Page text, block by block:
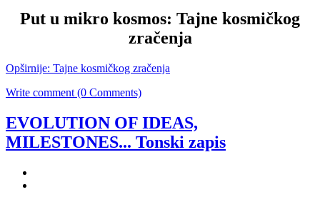
Put u mikro kosmos: Tajne kosmičkog
zračenja
Opširnije: Tajne kosmičkog zračenja
Write comment (0 Comments)
EVOLUTION OF IDEAS,
MILESTONES... Tonski zapis